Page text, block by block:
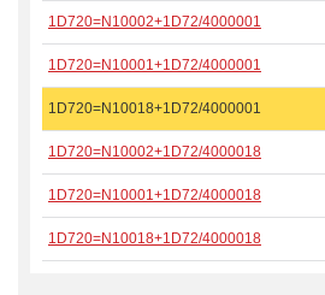
1D720=N10002+1D72/4000001
1D720=N10001+1D72/4000001
1D720=N10018+1D72/4000001
1D720=N10002+1D72/4000018
1D720=N10001+1D72/4000018
1D720=N10018+1D72/4000018